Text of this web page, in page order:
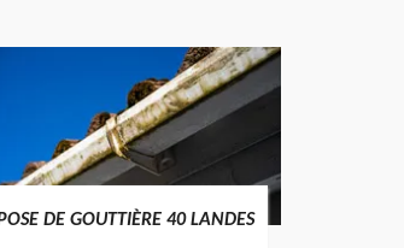
DE GOUTTIÈRE 40 LANDES